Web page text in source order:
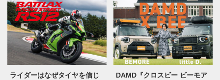
ライダーはなぜタイヤを信じ
DAMD『クロスビー ビーモア